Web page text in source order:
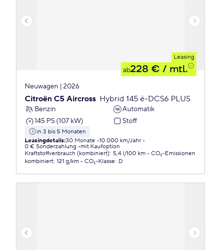
Leasing
ab228 € / mtl.
Neuwagen | 2026
Citroën C5 Aircross Hybrid 145 ë-DCS6 PLUS
Benzin
Automatik
145 PS (107 kW)
Stoff
in 3 bis 5 Monaten
Leasingdetails:30 Monate 10.000 km/Jahr
0 € Sonderzahlung
mit Kaufoption
Kraftstoffverbrauch (kombiniert): 5,4 l/100 km
CO₂-Emissionen
kombiniert: 121 g/km CO₂-Klasse: D